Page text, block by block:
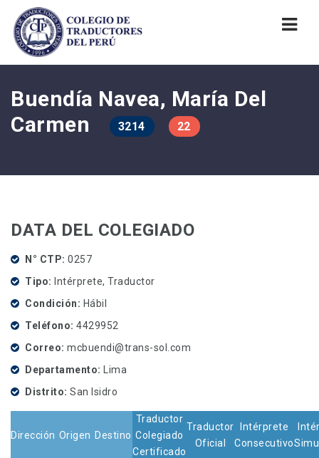
Buendía Navea, María Del
Carmen
3214 22
DATA DEL COLEGIADO
N° CTP 0257
Tipo Intérprete, Traductor
Condición
Hábil
Teléfono 4429952
Correo mcbuendi@trans-sol.com
Departamento Lima
Distrito San Isidro
Dirección Origen Destino
Traductor
Colegiado
Certificado
Traductor
Oficial
Intérprete
Consecutivo